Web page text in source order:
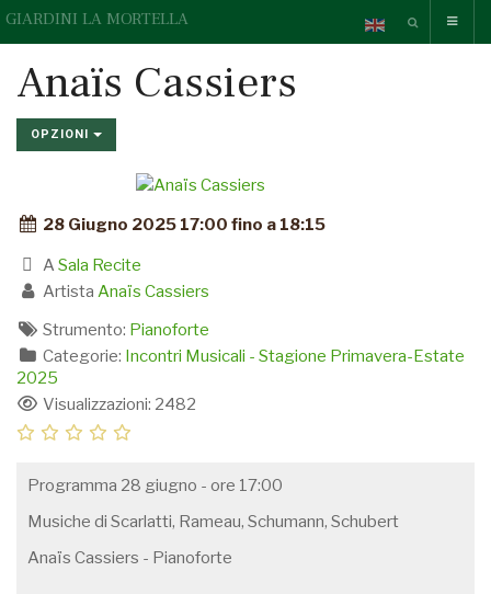
GIARDINI LA MORTELLA
Anaïs Cassiers
OPZIONI
28 Giugno 2025 17:00 fino a 18:15
A Sala Recite
Artista Anaïs Cassiers
Strumento: Pianoforte
Categorie: Incontri Musicali - Stagione Primavera-Estate
2025
Visualizzazioni: 2482
Programma 28 giugno - ore 17:00
Musiche di Scarlatti, Rameau, Schumann, Schubert
Anaïs Cassiers - Pianoforte